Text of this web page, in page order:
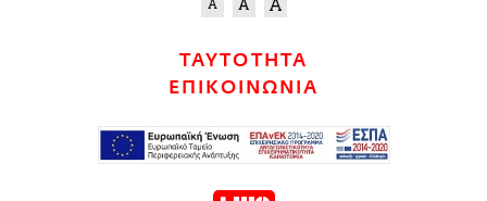
ΤΑΥΤΟΤΗΤΑ
ΕΠΙΚΟΙΝΩΝΙΑ